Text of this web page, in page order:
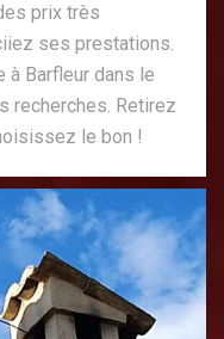
prix très
ses prestations.
à Barfleur dans le
recherches. Retirez
le bon !